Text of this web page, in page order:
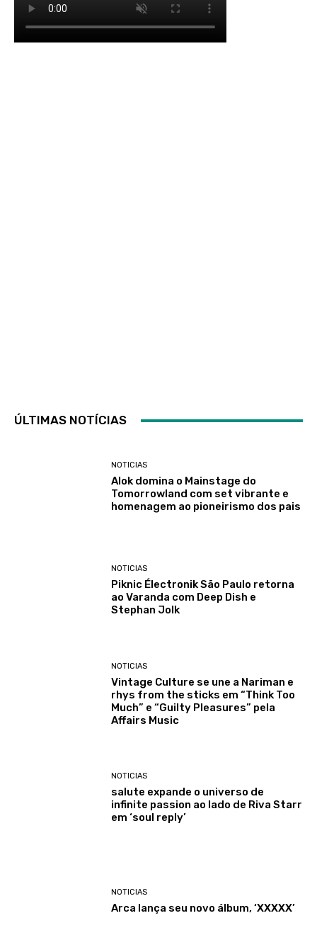
ÚLTIMAS NOTÍCIAS
NOTICIAS
Alok domina o Mainstage do
Tomorrowland com set vibrante e
homenagem ao pioneirismo dos pais
NOTICIAS
Piknic Électronik São Paulo retorna
ao Varanda com Deep Dish e
Stephan Jolk
NOTICIAS
Vintage Culture se une a Nariman e
rhys from the sticks em “Think Too
Much” e “Guilty Pleasures” pela
Affairs Music
NOTICIAS
salute expande o universo de
infinite passion ao lado de Riva Starr
em ‘soul reply’
NOTICIAS
Arca lança seu novo álbum, ‘XXXXX’